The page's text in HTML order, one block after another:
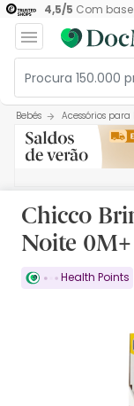
4,5/5 Com
Bebés Acessórios
Chicco
Noite
Health Points